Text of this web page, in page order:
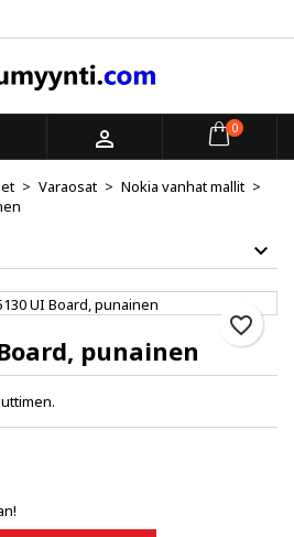
 0
Varaosat
Nokia vanhat mallit
punainen
favorite_border
×
×
×
jotta voit lisätä tuotteita
Peruuta Kirjaudu sisään